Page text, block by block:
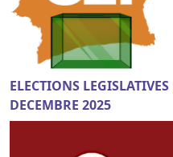
ELECTIONS
DECEMBRE 2025